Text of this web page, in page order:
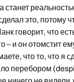
станет
это, потому
говорит, что
– и он отомстит
что то, что я
перебором